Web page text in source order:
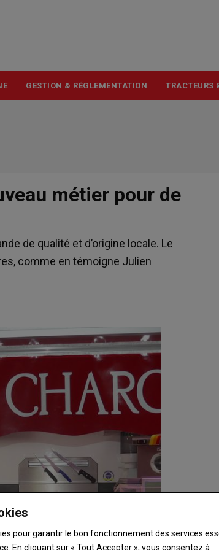
GESTION & RÉGLEMENTATION TRACTEURS
métier pour de
de qualité et d’origine locale. Le
comme en témoigne Julien
pour garantir le bon fonctionnement des services
En cliquant sur « Tout Accepter », vous consentez à